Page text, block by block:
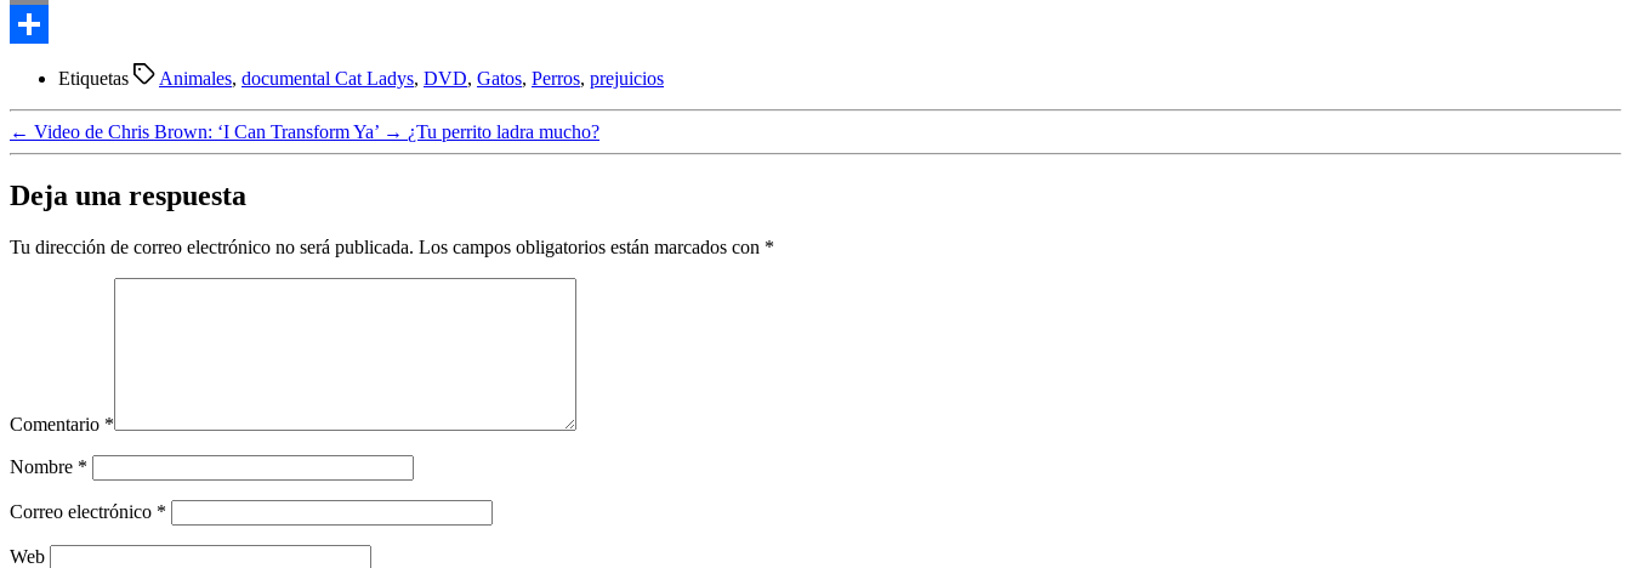
Email
Etiquetas Animales, documental Cat Ladys, DVD, Gatos, Perros, prejuicios
← Video de Chris Brown: ‘I Can Transform Ya’ → ¿Tu perrito ladra mucho?
Deja una respuesta
Tu dirección de correo electrónico no será publicada. Los campos obligatorios están marcados con *
Comentario *
Nombre *
Correo electrónico *
Web